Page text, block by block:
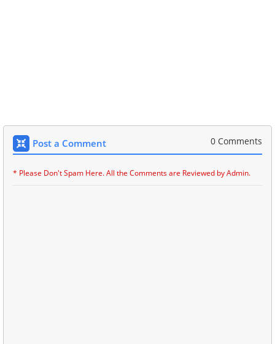
Post a Comment 0 Comments
* Please Don't Spam Here. All the Comments are Reviewed by Admin.